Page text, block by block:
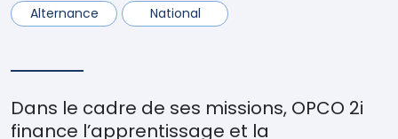
Alternance National
Dans le cadre de ses missions, OPCO 2i
finance l’apprentissage et la